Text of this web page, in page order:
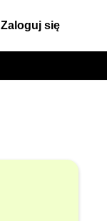
Zaloguj się